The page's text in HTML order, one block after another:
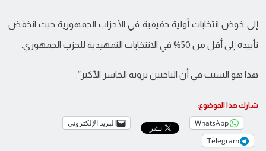
إلى خوض انتخابات أولية حقيقية في الأحزاب الجمهورية حيث انخفض
تأييده إلى أقل من 50% في الانتخابات التمهيدية للحزب الجمهوري.
هذا هو السبب في أن الناخبين يرونه الخاسر الأكبر”.
شارك هذا الموضوع:
WhatsApp
البريد الإلكتروني
Telegram